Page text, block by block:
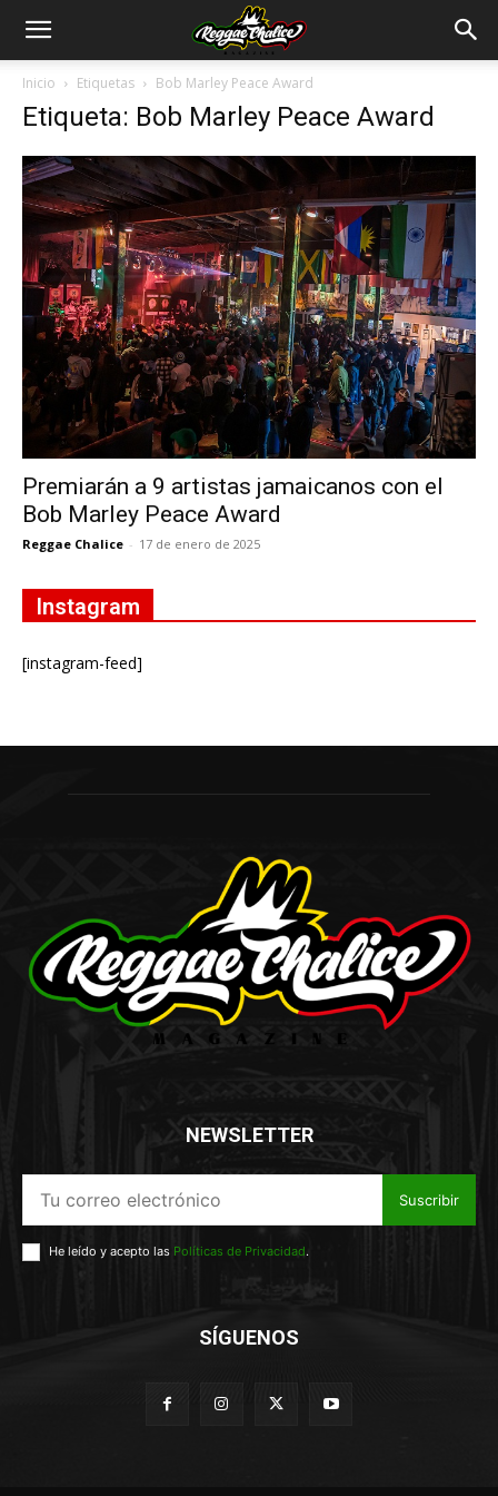
Inicio Etiquetas Bob Marley Peace Award
Etiqueta: Bob Marley Peace Award
Premiarán a 9 artistas jamaicanos con el
Bob Marley Peace Award
Reggae Chalice - 17 de enero de 2025
Instagram
[instagram-feed]
NEWSLETTER
Suscribir
He leído y acepto las Políticas de Privacidad.
SÍGUENOS